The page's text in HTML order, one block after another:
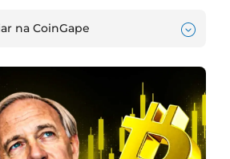
na CoinGape